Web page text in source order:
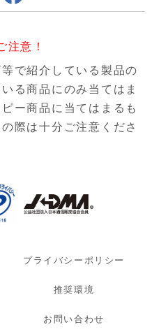
注意！
で紹介している製品の
る商品にのみ当てはま
ー商品に当てはまるも
際は十分ご注意くださ
プライバシーポリシー
推奨環境
お問い合わせ